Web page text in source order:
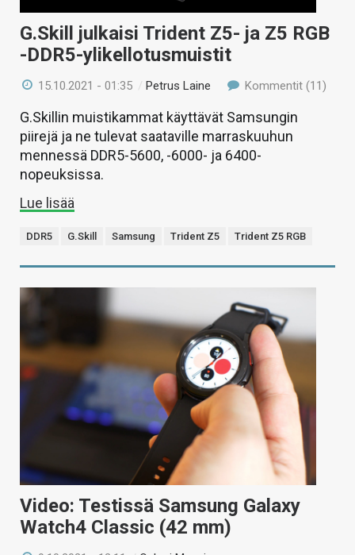
G.Skill julkaisi Trident Z5- ja Z5 RGB
-DDR5-ylikellotusmuistit
15.10.2021 - 01:35 /Petrus Laine Kommentit (11)
G.Skillin muistikammat käyttävät Samsungin
piirejä ja ne tulevat saataville marraskuuhun
mennessä DDR5-5600, -6000- ja 6400-
nopeuksissa.
Lue lisää
DDR5 G.Skill Samsung Trident Z5 Trident Z5 RGB
Video: Testissä Samsung Galaxy
Watch4 Classic (42 mm)